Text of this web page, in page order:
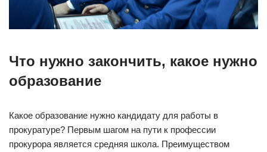
Что нужно закончить, какое нужно
образование
Какое образование нужно кандидату для работы в
прокуратуре? Первым шагом на пути к профессии
прокурора является средняя школа. Преимуществом